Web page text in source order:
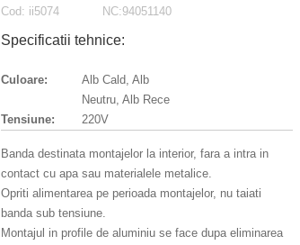
Cod: ii5074 NC:94051140
Specificatii tehnice:
Culoare:
Alb Cald, Alb
Neutru, Alb Rece
Tensiune:
220V
Banda destinata montajelor la interior, fara a intra in
contact cu apa sau materialele metalice.
Opriti alimentarea pe perioada montajelor, nu taiati
banda sub tensiune.
Montajul in profile de aluminiu se face dupa eliminarea